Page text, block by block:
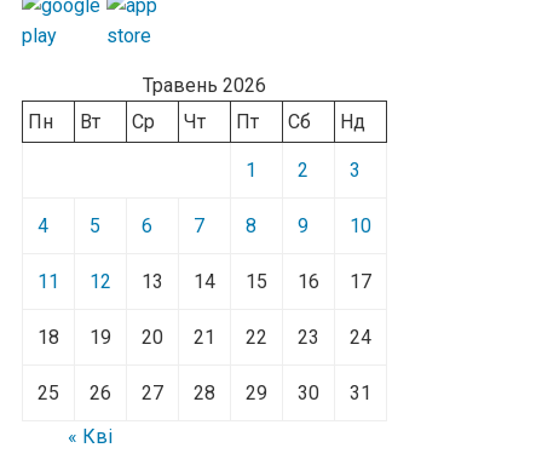
Травень 2026
Пн
Вт Ср Чт Пт Сб Нд
1 2 3
4 5 6 7 8 9 10
11 12 13 14 15 16 17
18 19 20 21 22 23 24
25 26 27 28 29 30
31
« Кві